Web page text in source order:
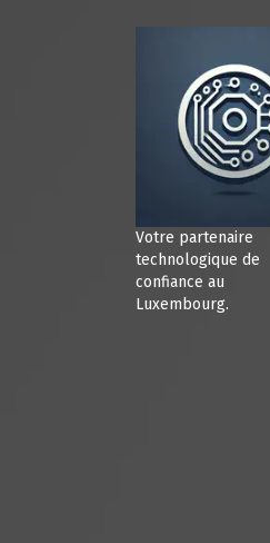
Votre partenaire
technologique de
confiance au
Luxembourg.